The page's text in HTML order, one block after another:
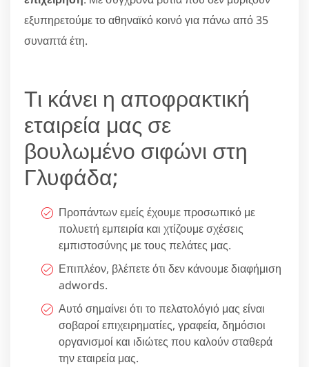
εξυπηρετούμε το αθηναϊκό κοινό για πάνω από 35
συναπτά έτη.
Τι κάνει η αποφρακτική
εταιρεία μας σε
βουλωμένο σιφώνι στη
Γλυφάδα;
Προπάντων εμείς έχουμε προσωπικό με
πολυετή εμπειρία και χτίζουμε σχέσεις
εμπιστοσύνης με τους πελάτες μας.
Επιπλέον, βλέπετε ότι δεν κάνουμε διαφήμιση
adwords.
Αυτό σημαίνει ότι το πελατολόγιό μας είναι
σοβαροί επιχειρηματίες, γραφεία, δημόσιοι
οργανισμοί και ιδιώτες που καλούν σταθερά
την εταιρεία μας.